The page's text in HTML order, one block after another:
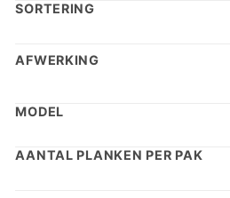
SORTERING
AFWERKING
MODEL
AANTAL PLANKEN PER PAK